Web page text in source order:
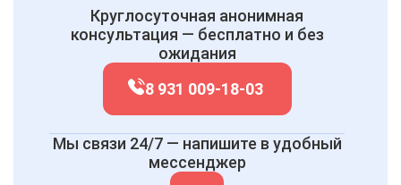
Круглосуточная анонимная
консультация — бесплатно и без
ожидания
8 931 009-18-03
Мы связи 24/7 — напишите в удобный
мессенджер